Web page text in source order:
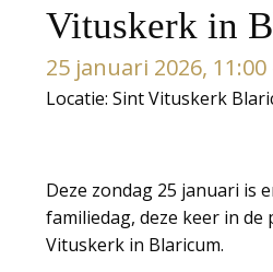
Vituskerk in
25 januari 2026,
Locatie: Sint Vituskerk
Deze zondag 25 januari is
familiedag, deze keer in de
Vituskerk in Blaricum.